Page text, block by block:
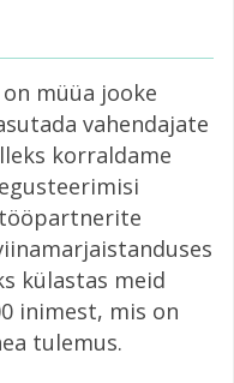
müüa jooke
vahendajate
korraldame
külastas meid
inimest, mis on
tulemus.